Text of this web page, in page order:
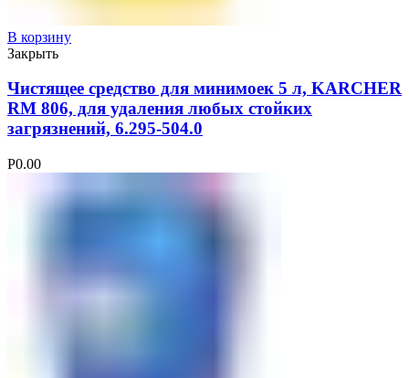
В корзину
Закрыть
Чистящее средство для минимоек 5 л, KARCHER
RM 806, для удаления любых стойких
загрязнений, 6.295-504.0
Р0.00